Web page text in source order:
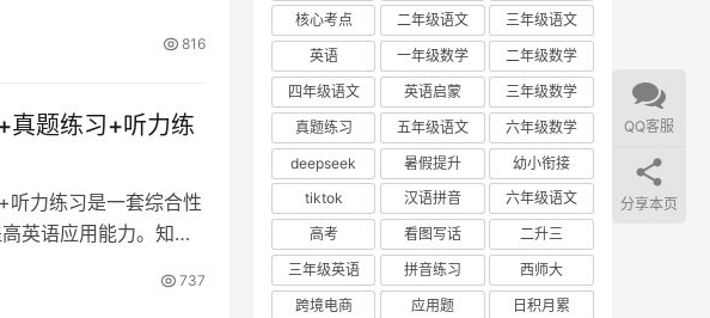
816
真题练习+听力练
力练习是一套综合性
英语应用能力。知识
737
核心考点
二年级语文
三年级语文
英语
一年级数学
二年级数学
四年级语文
英语启蒙
三年级数学
真题练习
五年级语文
六年级数学
deepseek
暑假提升
幼小衔接
tiktok
汉语拼音
六年级语文
高考
看图写话
二升三
三年级英语
拼音练习
西师大
跨境电商
应用题 日积月累
QQ客服
分享本页